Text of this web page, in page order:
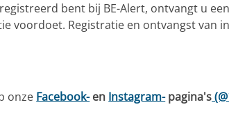
bent bij BE-Alert, ontvangt u een
voordoet. Registratie en ontvangst van
onze Facebook-en Instagram-pagina's